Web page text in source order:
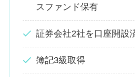
スファンド保有
証券会社2社を口座開設
簿記3級取得